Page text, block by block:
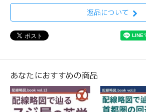
返品について
あなたにおすすめの商品